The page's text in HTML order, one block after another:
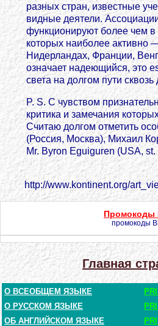
разных стран, известные
видные деятели.
функционируют более чем
которых наиболее активно
Нидерландах, Франции,
oзначает надеющийся, это
света на долгом пути
P. S. С чувством
критика и замечания
Считаю долгом отметить
(Россия, Москва), Михаил
Mr. Byron Eguiguren (USA, st.
http://www.kontinent.org/
Промокоды
промокоды
Главная
О ВСЕОБЩЕМ ЯЗЫКЕ
О РУССКОМ ЯЗЫКЕ
ОБ АНГЛИЙСКОМ ЯЗЫКЕ